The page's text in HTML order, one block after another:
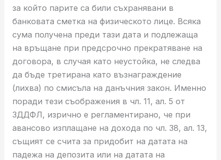
за който парите са били съхранявани в
банковата сметка на физическото лице. Всяка
сума получена преди тази дата и подлежаща
на връщане при предсрочно прекратяване на
договора, в случая като неустойка, не следва
да бъде третирана като възнаграждение
(лихва) по смисъла на данъчния закон. Именно
поради тези съображения в чл. 11, ал. 5 от
ЗДДФЛ, изрично е регламентирано, че при
авансово изплащане на дохода по чл. 38, ал. 13,
същият се счита за придобит на датата на
падежа на депозита или на датата на